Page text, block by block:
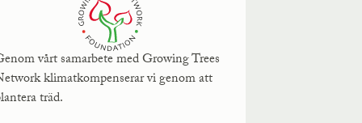
vårt samarbete med Growing Trees
klimatkompenserar vi genom att
träd.